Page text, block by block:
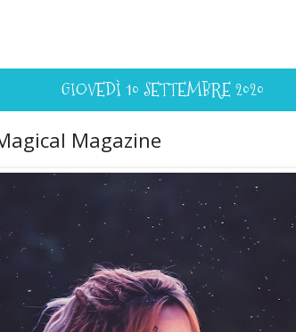
GIOVEDÌ 10 SETTEMBRE 2020
Magazine